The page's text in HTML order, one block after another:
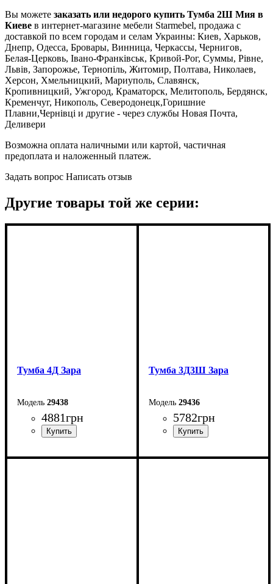
Вы можете заказать или недорого купить Тумба 2Ш Мия в
Киеве в интернет-магазине мебели Starmebel, продажа с
доставкой по всем городам и селам Украины: Киев, Харьков,
Днепр, Одесса, Бровары, Винница, Черкассы, Чернигов,
Белая-Церковь, Івано-Франківськ, Кривой-Рог, Суммы, Рівне,
Львів, Запорожье, Тернопіль, Житомир, Полтава, Николаев,
Херсон, Хмельницкий, Мариуполь, Славянск,
Кропивницкий, Ужгород, Краматорск, Мелитополь, Бердянск,
Кременчуг, Никополь, Северодонецк,Горишние
Плавни,Чернівці и другие - через службы Новая Почта,
Деливери
Возможна оплата наличными или картой, частичная
предоплата и наложенный платеж.
Задать вопрос Написать отзыв
Другие товары той же серии:
Тумба 4Д Зара
29438
4881грн
Ширина: 180 см
Тумба 3Д3Ш Зара
29436
5782грн
Ширина: 180 см